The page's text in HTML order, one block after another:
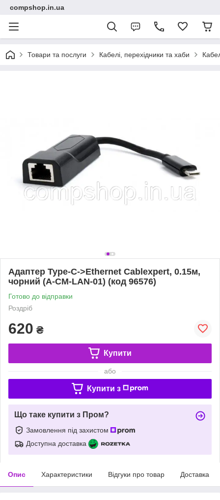
compshop.in.ua
Товари та послуги Кабелі, перехідники та хаби
Адаптер Type-C->Ethernet Cablexpert, 0.15м,
чорний (A-CM-LAN-01) (код 96576)
Готово до відправки
Роздріб
620 ₴
Купити
або
Купити з
Що таке купити з Пром?
Замовлення під захистом
Доступна доставка
Опис Характеристики Відгуки про товар Доставка